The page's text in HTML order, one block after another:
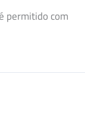
permitido com